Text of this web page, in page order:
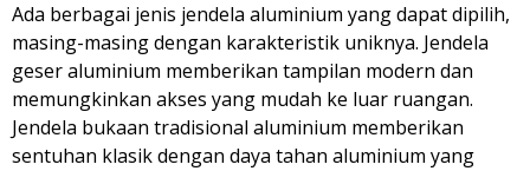
Ada berbagai jenis jendela aluminium yang dapat dipilih,
masing-masing dengan karakteristik uniknya. Jendela
geser aluminium memberikan tampilan modern dan
memungkinkan akses yang mudah ke luar ruangan.
Jendela bukaan tradisional aluminium memberikan
sentuhan klasik dengan daya tahan aluminium yang